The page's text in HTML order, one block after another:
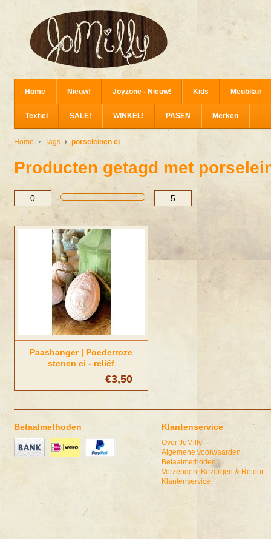
Home Nieuw! Joyzone - Nieuw! Kids Meubilair
Textiel SALE! WINKEL! PASEN Merken
Home Tags porseleinen ei
Producten getagd met
Paashanger | Poederroze
stenen ei - reliëf
€3,50
Betaalmethoden Klantenservice
Over JoMilly
Algemene voorwaarden
Betaalmethoden
Verzenden, Bezorgen & Retour
Klantenservice